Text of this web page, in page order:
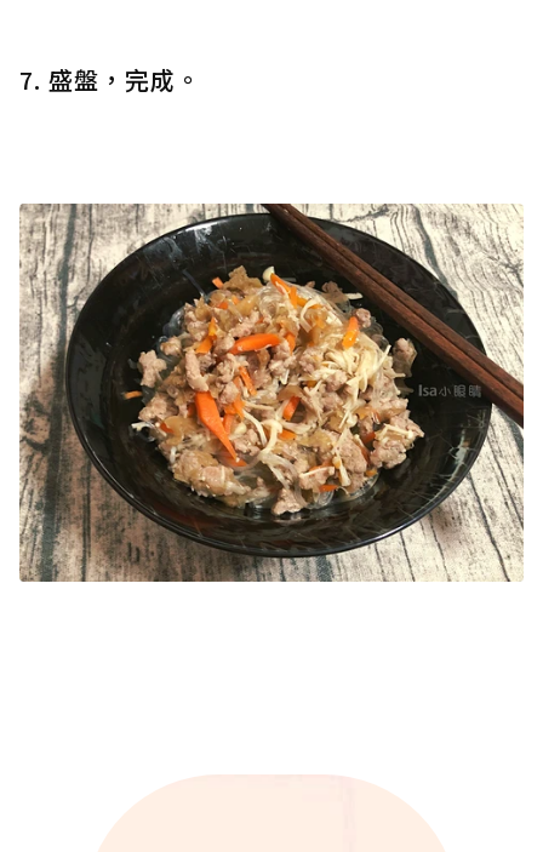
7. 盛盤，完成。